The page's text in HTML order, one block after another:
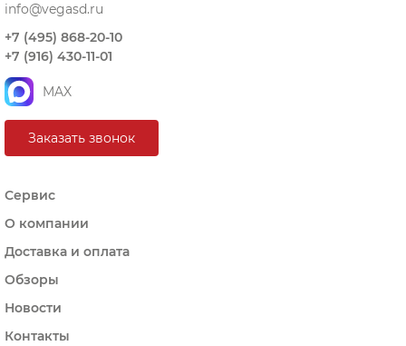
info@vegasd.ru
+7 (495) 868-20-10
+7 (916) 430-11-01
MAX
Заказать звонок
Сервис
О компании
Доставка и оплата
Обзоры
Новости
Контакты